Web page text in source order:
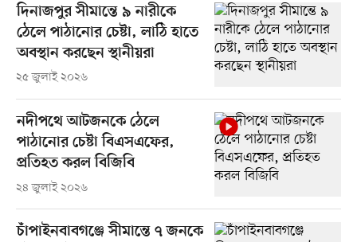
দিনাজপুর সীমান্তে ৯ নারীকে
ঠেলে পাঠানোর চেষ্টা, লাঠি হাতে
অবস্থান করছেন স্থানীয়রা
২৫ জুলাই ২০২৬
নদীপথে আটজনকে ঠেলে
পাঠানোর চেষ্টা বিএসএফের,
প্রতিহত করল বিজিবি
২৪ জুলাই ২০২৬
চাঁপাইনবাবগঞ্জে সীমান্তে ৭ জনকে